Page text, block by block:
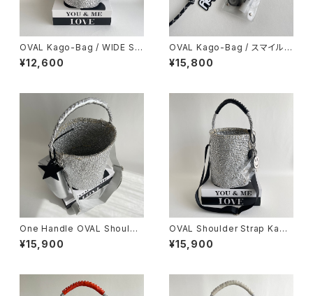
OVAL Kago-Bag / WIDE SIZ
E / スマイルチャーム＆巾着ポー
チ付
¥12,600
OVAL Kago-Bag / スマイルチ
ャーム＆エコバッグ付
¥15,800
One Handle OVAL Shoulde
r Strap Bag ＆ mini body ba
g
¥15,900
OVAL Shoulder Strap Kago
-Bag / Smile charm / BLAC
K
¥15,900